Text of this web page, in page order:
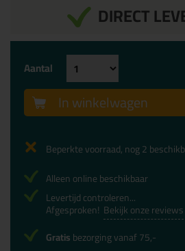
DIRECT
Aantal
In winkelwagen
Beperkte voorraad, nog 2
Alleen online beschikbaar
Levertijd controleren...
Afgesproken! Bekijk onze reviews
Gratisbezorging vanaf 75,-